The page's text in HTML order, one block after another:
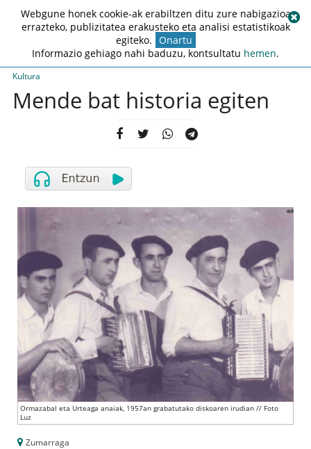
Kultura
Mende bat historia egiten
Zumarraga
Ormazabal eta Urteaga anaiak, 1957an grabatutako diskoaren irudian // Foto
Luz
Webgune honek cookie-ak erabiltzen ditu zure nabigazioa
errazteko, publizitatea erakusteko eta analisi estatistikoak
egiteko. Onartu
Informazio gehiago nahi baduzu, kontsultatu hemen.